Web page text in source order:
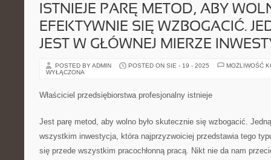
ISTNIEJE PARĘ METOD, ABY
EFEKTYWNIE SIĘ WZBOGACIĆ.
JEST W GŁÓWNEJ MIERZE
POSTED BY ADMIN POSTED ON SIE - 19 - 2025
MOŻLIWOŚĆ
WYŁĄCZONA
Właściciel przedsiębiorstwa profesjonalny istnieje
Jest parę metod, aby wolno było skutecznie się wzbogacić.
wszystkim inwestycja, która najprzyzwoiciej przedstawia tego
się przede wszystkim pracochłonną pracą. Nikt nie da nam